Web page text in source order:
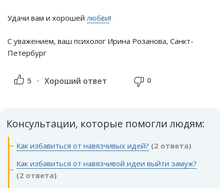
Удачи вам и хорошей любви!
С уважением, ваш психолог Ирина Розанова, Санкт-
Петербург
5 Хороший ответ 0
Консультации, которые помогли людям:
Как избавиться от навязчивых идей? (2 ответа)
Как избавиться от навязчивой идеи выйти замуж?
(2 ответа)